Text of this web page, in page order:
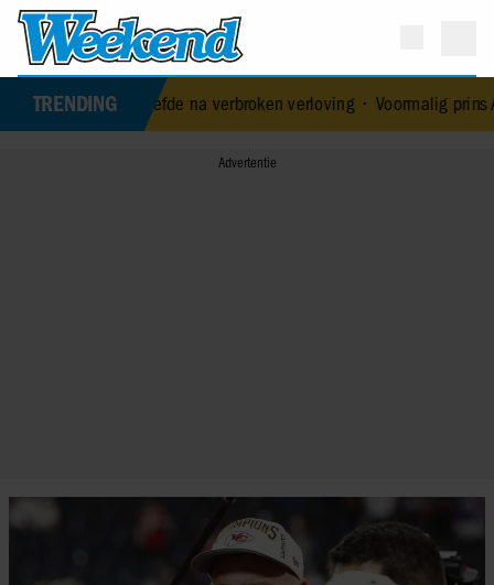
TRENDING
liefde na verbroken verloving•Voormalig prins Andrew werd